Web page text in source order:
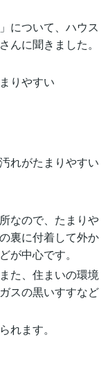
について、ハウス
んに聞きました。
りやすい
れがたまりやすい
なので、たまりや
裏に付着して外か
が中心です。
た、住まいの環境
スの黒いすすなど
れます。